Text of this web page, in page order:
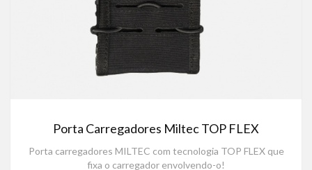
Porta Carregadores Miltec TOP FLEX
Porta carregadores MILTEC com tecnologia TOP FLEX que
fixa o carregador envolvendo-o!